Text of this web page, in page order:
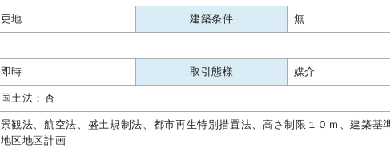
更地 建築条件 無
即時 取引態様 媒介
国土法：否
景観法、航空法、盛土規制法、都市再生特別措置法、高さ制限１０ｍ、建築基
地区地区計画